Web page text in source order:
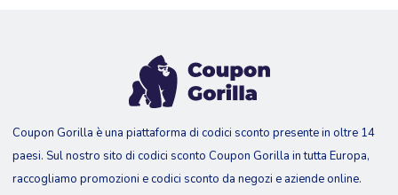
Coupon Gorilla è una piattaforma di codici sconto presente in oltre 14
paesi. Sul nostro sito di codici sconto Coupon Gorilla in tutta Europa,
raccogliamo promozioni e codici sconto da negozi e aziende online.